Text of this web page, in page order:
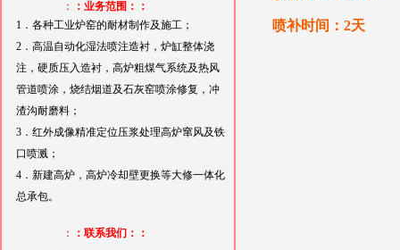
：
：业务范围：：
1．各种工业炉窑的耐材制作及施工；
2．高温自动化湿法喷注造衬，炉缸整体浇
注，硬质压入造衬，高炉粗煤气系统及热风
管道喷涂，烧结烟道及石灰窑喷涂修复，冲
渣沟耐磨料；
3．红外成像精准定位压浆处理高炉窜风及铁
口喷溅；
4．新建高炉，高炉冷却壁更换等大修一体化
总承包。
： ：联系我们：：
喷补时间：2天